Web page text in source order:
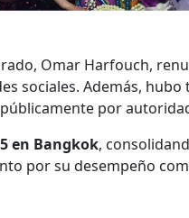
Omar Harfouch,
sociales. Además,
por
en Bangkok,
por su desempeño